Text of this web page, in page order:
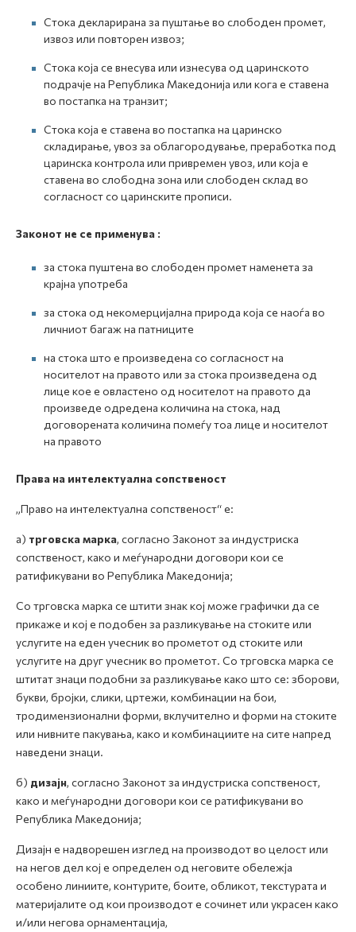
Стока декларирана за пуштање во слободен промет,
извоз или повторен извоз;
Стока која се внесува или изнесува од царинското
подрачје на Република Македонија или кога е ставена
во постапка на транзит;
Стока која е ставена во постапка на царинско
складирање, увоз за облагородување, преработка под
царинска контрола или привремен увоз, или која е
ставена во слободна зона или слободен склад во
согласност со царинските прописи.
Законот не се применува :
за стока пуштена во слободен промет наменета за
крајна употреба
за стока од некомерцијална природа која се наоѓа во
личниот багаж на патниците
на стока што е произведена со согласност на
носителот на правото или за стока произведена од
лице кое е овластено од носителот на правото да
произведе одредена количина на стока, над
договорената количина помеѓу тоа лице и носителот
на правото
Права на интелектуална сопственост
„Право на интелектуална сопственост“ е:
а) трговска марка, согласно Законот за индустриска
сопственост, како и меѓународни договори кои се
ратификувани во Република Македонија;
Со трговска марка се штити знак кој може графички да се
прикаже и кој е подобен за разликување на стоките или
услугите на еден учесник во прометот од стоките или
услугите на друг учесник во прометот. Со трговска марка се
штитат знаци подобни за разликување како што се: зборови,
букви, бројки, слики, цртежи, комбинации на бои,
тродимензионални форми, вклучително и форми на стоките
или нивните пакувања, како и комбинациите на сите напред
наведени знаци.
б) дизајн, согласно Законот за индустриска сопственост,
како и меѓународни договори кои се ратификувани во
Република Македонија;
Дизајн е надворешен изглед на производот во целост или
на негов дел кој е определен од неговите обележја
особено линиите, контурите, боите, обликот, текстурата и
материјалите од кои производот е сочинет или украсен како
и/или негова орнаментација,